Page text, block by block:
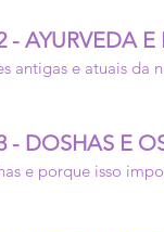
- AYURVEDA
antigas e atuais da
- DOSHAS E
e porque isso